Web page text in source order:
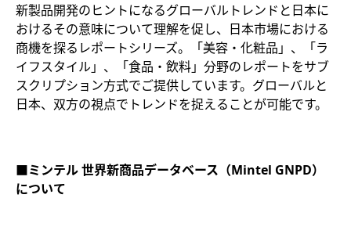
新製品開発のヒントになるグローバルトレンドと日本に
おけるその意味について理解を促し、日本市場における
商機を探るレポートシリーズ。「美容・化粧品」、「ラ
イフスタイル」、「食品・飲料」分野のレポートをサブ
スクリプション方式でご提供しています。グローバルと
日本、双方の視点でトレンドを捉えることが可能です。
■ミンテル 世界新商品データベース（Mintel GNPD）
について